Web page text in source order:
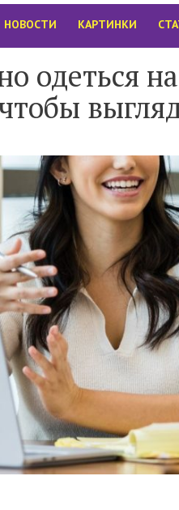
НОВОСТИ КАРТИНКИ
одеться